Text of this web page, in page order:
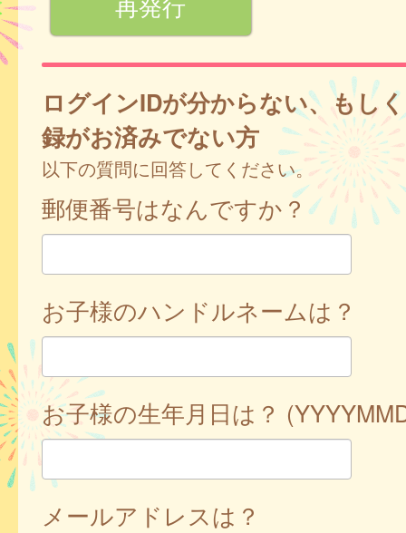
ログインIDが分からない、もし
録がお済みでない方
以下の質問に回答してください。
郵便番号はなんですか？
お子様のハンドルネームは？
お子様の生年月日は？
メールアドレスは？